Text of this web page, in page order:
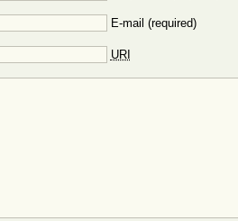
E-mail (required)
URI